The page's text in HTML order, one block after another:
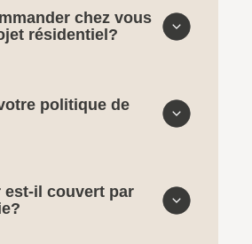
chez vous
résidentiel?
politique de
est-il couvert par